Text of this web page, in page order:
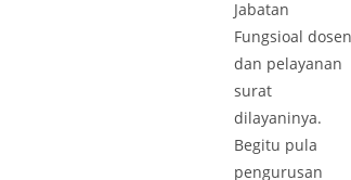
Fungsioal dosen,
dan pelayanan
surat
dilayaninya.
Begitu pula
pengurusan